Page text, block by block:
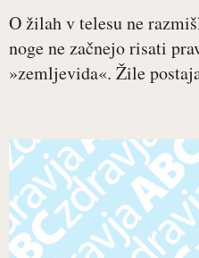
O žilah v telesu ne
noge ne začnejo risati
»zemljevida«. Žile